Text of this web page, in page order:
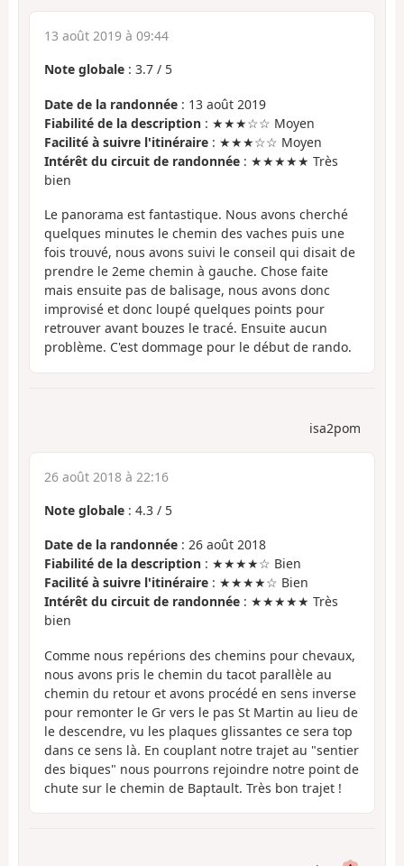
13 août 2019 à 09:44
Note globale : 3.7 / 5
Date de la randonnée : 13 août 2019
Fiabilité de la description : ★★★☆☆ Moyen
Facilité à suivre l'itinéraire : ★★★☆☆ Moyen
Intérêt du circuit de randonnée : ★★★★★ Très
bien
Le panorama est fantastique. Nous avons cherché
quelques minutes le chemin des vaches puis une
fois trouvé, nous avons suivi le conseil qui disait de
prendre le 2eme chemin à gauche. Chose faite
mais ensuite pas de balisage, nous avons donc
improvisé et donc loupé quelques points pour
retrouver avant bouzes le tracé. Ensuite aucun
problème. C'est dommage pour le début de rando.
isa2pom
26 août 2018 à 22:16
Note globale : 4.3 / 5
Date de la randonnée : 26 août 2018
Fiabilité de la description : ★★★★☆ Bien
Facilité à suivre l'itinéraire : ★★★★☆ Bien
Intérêt du circuit de randonnée : ★★★★★ Très
bien
Comme nous repérions des chemins pour chevaux,
nous avons pris le chemin du tacot parallèle au
chemin du retour et avons procédé en sens inverse
pour remonter le Gr vers le pas St Martin au lieu de
le descendre, vu les plaques glissantes ce sera top
dans ce sens là. En couplant notre trajet au "sentier
des biques" nous pourrons rejoindre notre point de
chute sur le chemin de Baptault. Très bon trajet !